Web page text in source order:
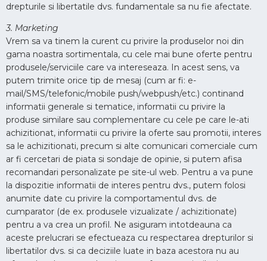
drepturile si libertatile dvs. fundamentale sa nu fie afectate.
3. Marketing
Vrem sa va tinem la curent cu privire la produselor noi din
gama noastra sortimentala, cu cele mai bune oferte pentru
produsele/serviciile care va intereseaza. In acest sens, va
putem trimite orice tip de mesaj (cum ar fi: e-
mail/SMS/telefonic/mobile push/webpush/etc.) continand
informatii generale si tematice, informatii cu privire la
produse similare sau complementare cu cele pe care le-ati
achizitionat, informatii cu privire la oferte sau promotii, interes
sa le achizitionati, precum si alte comunicari comerciale cum
ar fi cercetari de piata si sondaje de opinie, si putem afisa
recomandari personalizate pe site-ul web. Pentru a va pune
la dispozitie informatii de interes pentru dvs., putem folosi
anumite date cu privire la comportamentul dvs. de
cumparator (de ex. produsele vizualizate / achizitionate)
pentru a va crea un profil. Ne asiguram intotdeauna ca
aceste prelucrari se efectueaza cu respectarea drepturilor si
libertatilor dvs. si ca deciziile luate in baza acestora nu au